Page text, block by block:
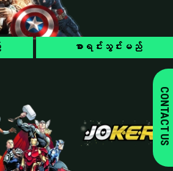
စာရင်းသွင်းမည်
CONTACT US